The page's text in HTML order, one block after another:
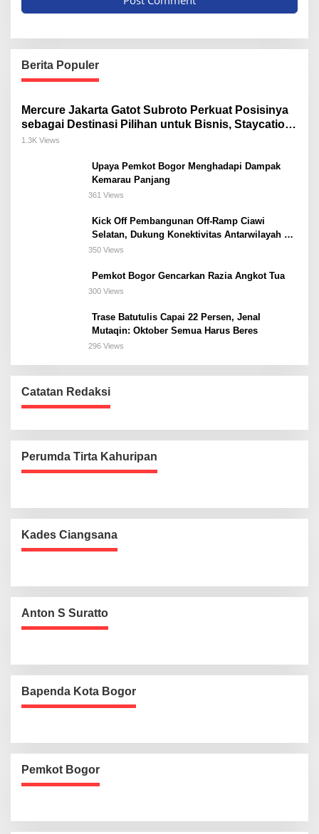
Berita Populer
Mercure Jakarta Gatot Subroto Perkuat Posisinya
sebagai Destinasi Pilihan untuk Bisnis, Staycation,
Meeting, dan Kuliner di Jakarta Selatan
1.3K Views
Upaya Pemkot Bogor Menghadapi Dampak
Kemarau Panjang
361 Views
Kick Off Pembangunan Off-Ramp Ciawi
Selatan, Dukung Konektivitas Antarwilayah di
Bogor Selatan
350 Views
Pemkot Bogor Gencarkan Razia Angkot Tua
300 Views
Trase Batutulis Capai 22 Persen, Jenal
Mutaqin: Oktober Semua Harus Beres
296 Views
Catatan Redaksi
Perumda Tirta Kahuripan
Kades Ciangsana
Anton S Suratto
Bapenda Kota Bogor
Pemkot Bogor